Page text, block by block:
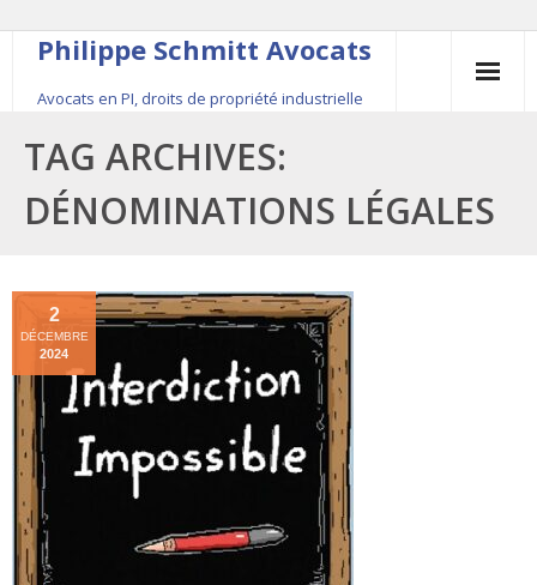
Philippe Schmitt Avocats
Avocats en PI, droits de propriété industrielle
45, rue Saint-Anne, 75001 Paris, +33 (0)1 84 16 35
54
Contact
Le fondateur
Publications
Actualité
TAG ARCHIVES:
DÉNOMINATIONS LÉGALES
2
DÉCEMBRE
2024